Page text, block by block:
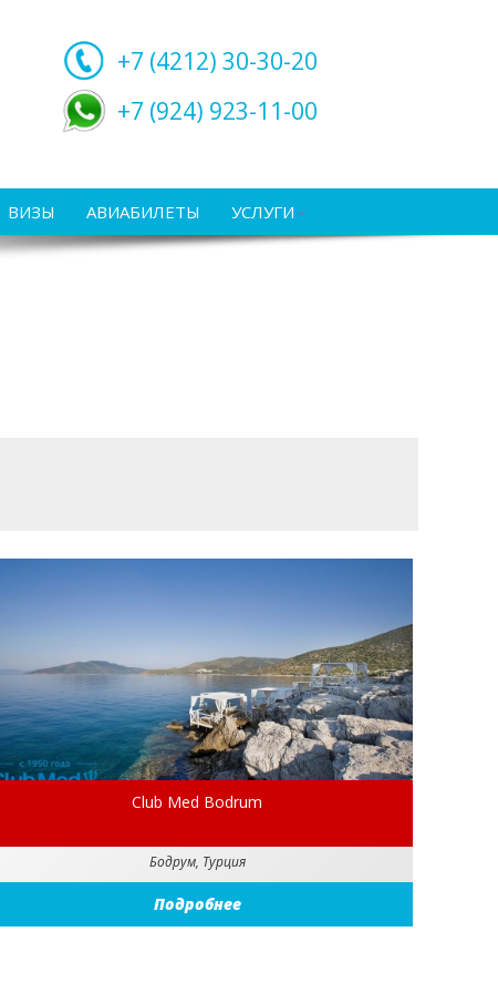
+7 (4212) 30-30-20
+7 (924) 923-11-00
ВИЗЫ АВИАБИЛЕТЫ УСЛУГИ
Club Med Bodrum
Бодрум, Турция
Подробнее